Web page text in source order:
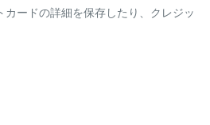
サービスです。
が行われなかった場合、再度お支
場合がございます
ードの詳細を保存したり、クレジッ